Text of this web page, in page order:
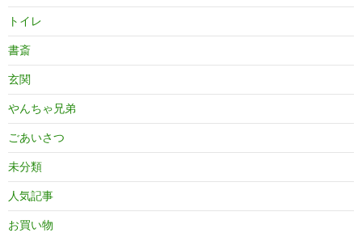
トイレ
書斎
玄関
やんちゃ兄弟
ごあいさつ
未分類
人気記事
お買い物